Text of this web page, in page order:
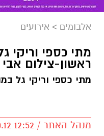
אלבומים > אירועים
מתי כספי וריקי
ראשון-צילום אבי
מתי כספי וריקי גל
מנהל האתר / 12:52 05.10.12